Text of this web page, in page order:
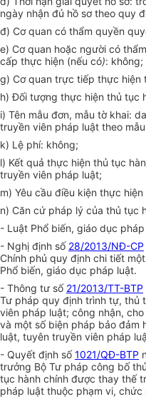
ngày nhận đủ hồ sơ theo quy
đ) Cơ quan có thẩm quyền
e) Cơ quan hoặc người có
cấp thực hiện (nếu có): không;
g) Cơ quan trực tiếp thực hiện
h) Đối tượng thực hiện thủ tục
i) Tên mẫu đơn, mẫu tờ khai:
truyền viên pháp luật theo
k) Lệ phí: không;
l) Kết quả thực hiện thủ tục
truyền viên pháp luật;
m) Yêu cầu điều kiện thực
n) Căn cứ pháp lý của thủ tục
- Luật Phổ biến, giáo dục
- Nghị định số 28/2013/NĐ-CP
Chính phủ quy định chi tiết
Phổ biến, giáo dục pháp luật.
- Thông tư số 21/2013/TT-BTP
Tư pháp quy định trình tự, thủ
viên pháp luật; công nhận,
và một số biện pháp bảo đảm
luật, tuyên truyền viên pháp
- Quyết định số1021/QĐ-BTP
trưởng Bộ Tư pháp công bố
tục hành chính được thay thế
pháp luật thuộc phạm vi,